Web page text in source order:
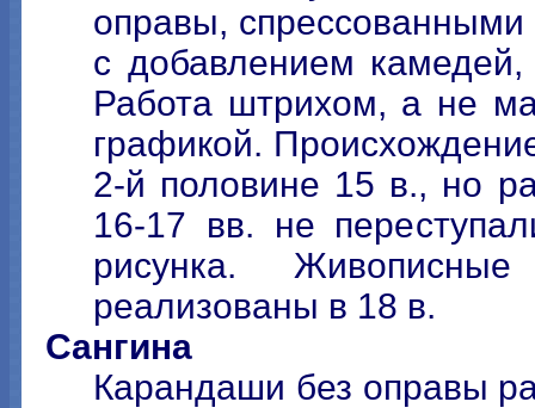
оправы, спрессованными
с добавлением
Работа штрихом, а не
графикой.
2-й половине 15 в., но
16-17 вв. не
рисунка.
реализованы в 18 в.
Сангина
Карандаши без оправы